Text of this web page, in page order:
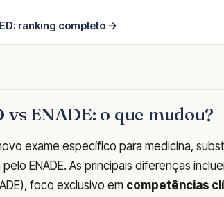
ranking completo →
ENADE: o que mudou?
exame específico para medicina,
ENADE. As principais diferenças
foco exclusivo em competências